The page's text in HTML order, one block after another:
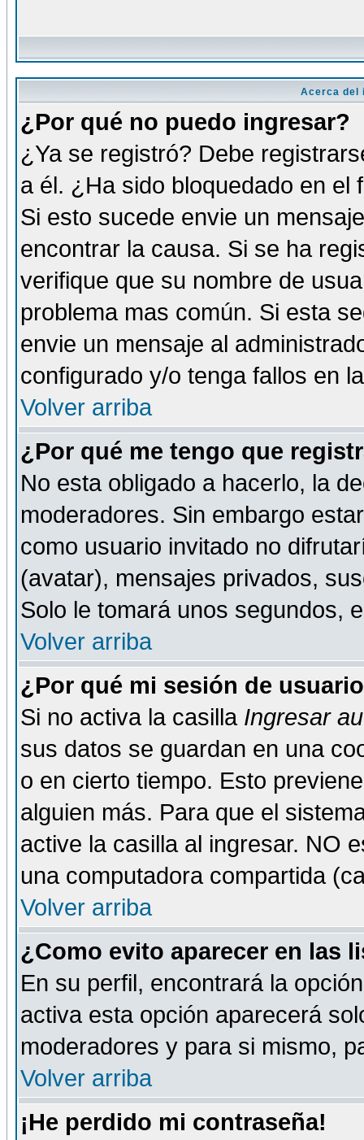
Acerca del
¿Por qué no puedo ingresar?
¿Ya se registró? Debe
a él. ¿Ha sido bloquedado en
Si esto sucede envie un
encontrar la causa. Si se ha
verifique que su nombre de
problema mas común. Si esta
envie un mensaje al
configurado y/o tenga fallos en
Volver arriba
¿Por qué me tengo que
No esta obligado a hacerlo, la
moderadores. Sin embargo
como usuario invitado no
(avatar), mensajes privados,
Solo le tomará unos segundos,
Volver arriba
¿Por qué mi sesión de
Si no activa la casilla Ingresar
sus datos se guardan en una
o en cierto tiempo. Esto
alguien más. Para que el
active la casilla al ingresar. NO
una computadora compartida
Volver arriba
¿Como evito aparecer en las
En su perfil, encontrará la
activa esta opción aparecerá
moderadores y para si mismo,
Volver arriba
¡He perdido mi contraseña!